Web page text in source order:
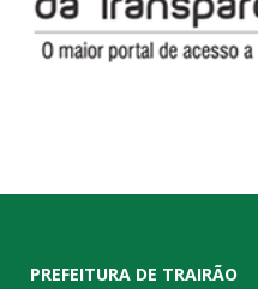
PREFEITURA DE TRAIRÃO